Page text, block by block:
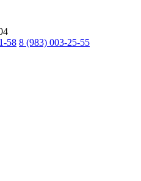
58 8 (983) 003-25-55